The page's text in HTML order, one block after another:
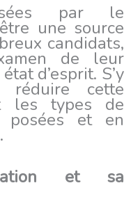
par le
une source
candidats,
de leur
d’esprit. S’y
réduire cette
les types de
posées et en
et sa